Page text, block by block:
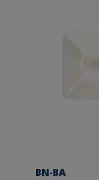
BN-BA